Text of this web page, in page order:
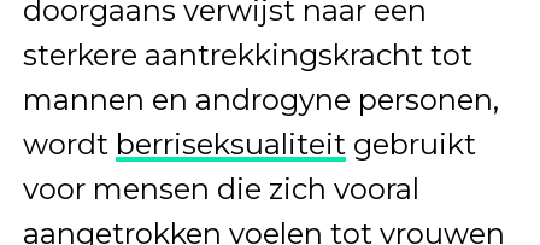
doorgaans verwijst naar een
sterkere aantrekkingskracht tot
mannen en androgyne personen,
wordt berriseksualiteitgebruikt
voor mensen die zich vooral
aangetrokken voelen tot vrouwen